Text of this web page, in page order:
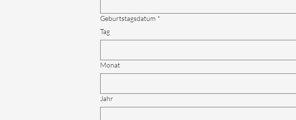
Geburtstagsdatum *
Tag
Monat
Jahr